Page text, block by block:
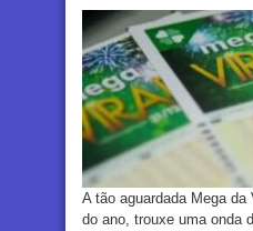
A tão aguardada Mega
do ano, trouxe uma onda